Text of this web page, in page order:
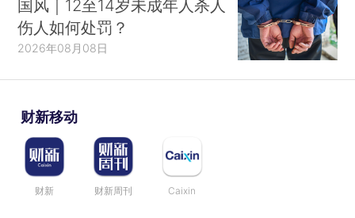
国风｜12至14岁未成年人杀人
伤人如何处罚？
2026年08月08日
财新移动
财新 财新周刊 Caixin